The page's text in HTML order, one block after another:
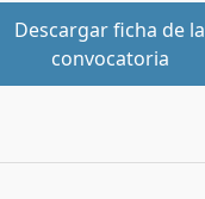
Descargar ficha de la
convocatoria